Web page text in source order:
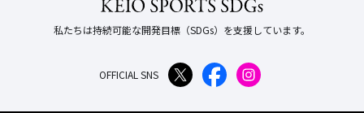
私たちは持続可能な開発目標（SDGs）を支援しています。
OFFICIAL SNS